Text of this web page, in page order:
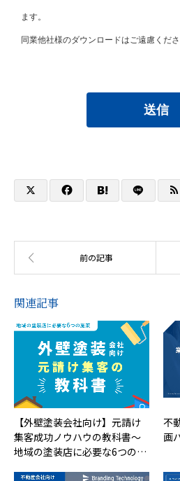
ます。
同業他社様のダウンロードはご遠慮くださ
送信
関連記事
【外壁塗装会社向け】元請け
集客成功ノウハウの教科書～
地域の塗装店に必要な6つの…
不
画